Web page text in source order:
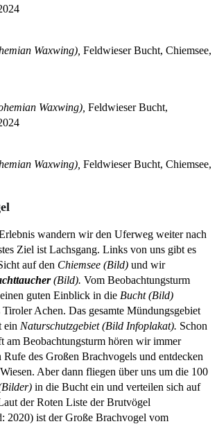
Waxwing), Feldwieser Bucht, Chiemsee,
Waxwing), Feldwieser Bucht,
Waxwing), Feldwieser Bucht, Chiemsee,
wandern wir den Uferweg weiter nach
Ziel ist Lachsgang. Links von uns gibt es
auf den Chiemsee (Bild) und wir
(Bild). Vom Beobachtungsturm
guten Einblick in die Bucht (Bild)
Tiroler Achen. Das gesamte Mündungsgebiet
ein Naturschutzgebiet (Bild Infoplakat). Schon
am Beobachtungsturm hören wir immer
des Großen Brachvogels und entdecken
Aber dann fliegen über uns um die 100
in die Bucht ein und verteilen sich auf
der Roten Liste der Brutvögel
2020) ist der Große Brachvogel vom